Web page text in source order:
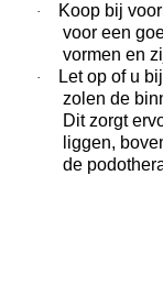
·
Koop bij
voor een
vormen en
·
Let op of u
zolen de
Dit zorgt
liggen,
de